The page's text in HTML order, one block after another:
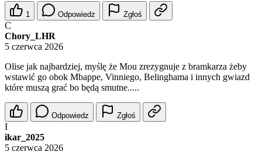
1 Odpowiedz Zgłoś
C
Chory_LHR
5 czerwca 2026
Olise jak najbardziej, myślę że Mou zrezygnuje z bramkarza żeby
wstawić go obok Mbappe, Vinniego, Belinghama i innych gwiazd
które muszą grać bo będą smutne.....
Odpowiedz Zgłoś
I
ikar_2025
5 czerwca 2026